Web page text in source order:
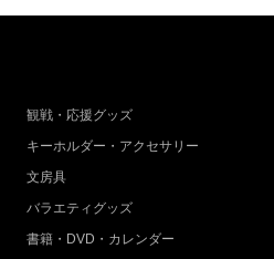
観戦・応援グッズ
キーホルダー・アクセサリー
文房具
バラエティグッズ
書籍・DVD・カレンダー